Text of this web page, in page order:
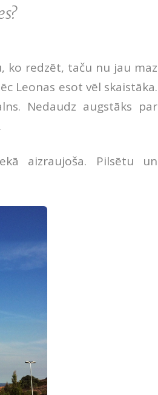
ko redzēt, taču nu jau maz
Leonas esot vēl skaistāka.
Nedaudz augstāks par
aizraujoša. Pilsētu un